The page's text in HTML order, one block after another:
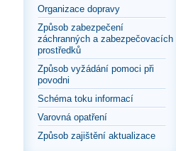
Organizace dopravy
Způsob zabezpečení
záchranných a zabezpečovacích
prostředků
Způsob vyžádání pomoci při
povodni
Schéma toku informací
Varovná opatření
Způsob zajištění aktualizace